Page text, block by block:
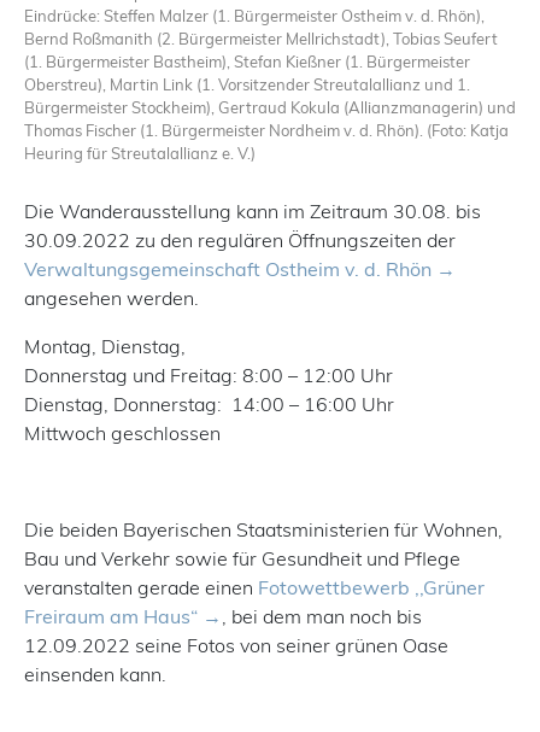
Eindrücke: Steffen Malzer (1. Bürgermeister Ostheim v. d. Rhön),
Bernd Roßmanith (2. Bürgermeister Mellrichstadt), Tobias Seufert
(1. Bürgermeister Bastheim), Stefan Kießner (1. Bürgermeister
Oberstreu), Martin Link (1. Vorsitzender Streutalallianz und 1.
Bürgermeister Stockheim), Gertraud Kokula (Allianzmanagerin) und
Thomas Fischer (1. Bürgermeister Nordheim v. d. Rhön). (Foto: Katja
Heuring für Streutalallianz e. V.)
Die Wanderausstellung kann im Zeitraum 30.08. bis
30.09.2022 zu den regulären Öffnungszeiten der
Verwaltungsgemeinschaft Ostheim v. d. Rhön
angesehen werden.
Montag, Dienstag,
Donnerstag und Freitag: 8:00 – 12:00 Uhr
Dienstag, Donnerstag: 14:00 – 16:00 Uhr
Mittwoch geschlossen
Die beiden Bayerischen Staatsministerien für Wohnen,
Bau und Verkehr sowie für Gesundheit und Pflege
veranstalten gerade einen Fotowettbewerb ,,Grüner
Freiraum am Haus“
, bei dem man noch bis
12.09.2022 seine Fotos von seiner grünen Oase
einsenden kann.